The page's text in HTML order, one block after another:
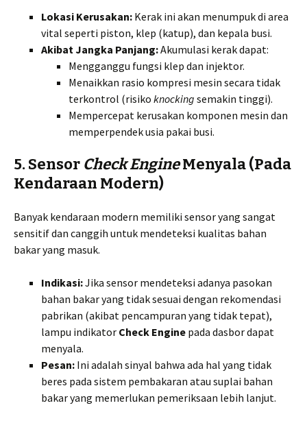
Lokasi Kerusakan: Kerak ini akan menumpuk di area
vital seperti piston, klep (katup), dan kepala busi.
Akibat Jangka Panjang:Akumulasi kerak dapat:
Mengganggu fungsi klep dan injektor.
Menaikkan rasio kompresi mesin secara tidak
terkontrol (risiko knocking semakin tinggi).
Mempercepat kerusakan komponen mesin dan
memperpendek usia pakai busi.
5. Sensor Check EngineMenyala (Pada
Kendaraan Modern)
Banyak kendaraan modern memiliki sensor yang sangat
sensitif dan canggih untuk mendeteksi kualitas bahan
bakar yang masuk.
Indikasi:Jika sensor mendeteksi adanya pasokan
bahan bakar yang tidak sesuai dengan rekomendasi
pabrikan (akibat pencampuran yang tidak tepat),
lampu indikator Check Engine pada dasbor dapat
menyala.
Pesan: Ini adalah sinyal bahwa ada hal yang tidak
beres pada sistem pembakaran atau suplai bahan
bakar yang memerlukan pemeriksaan lebih lanjut.